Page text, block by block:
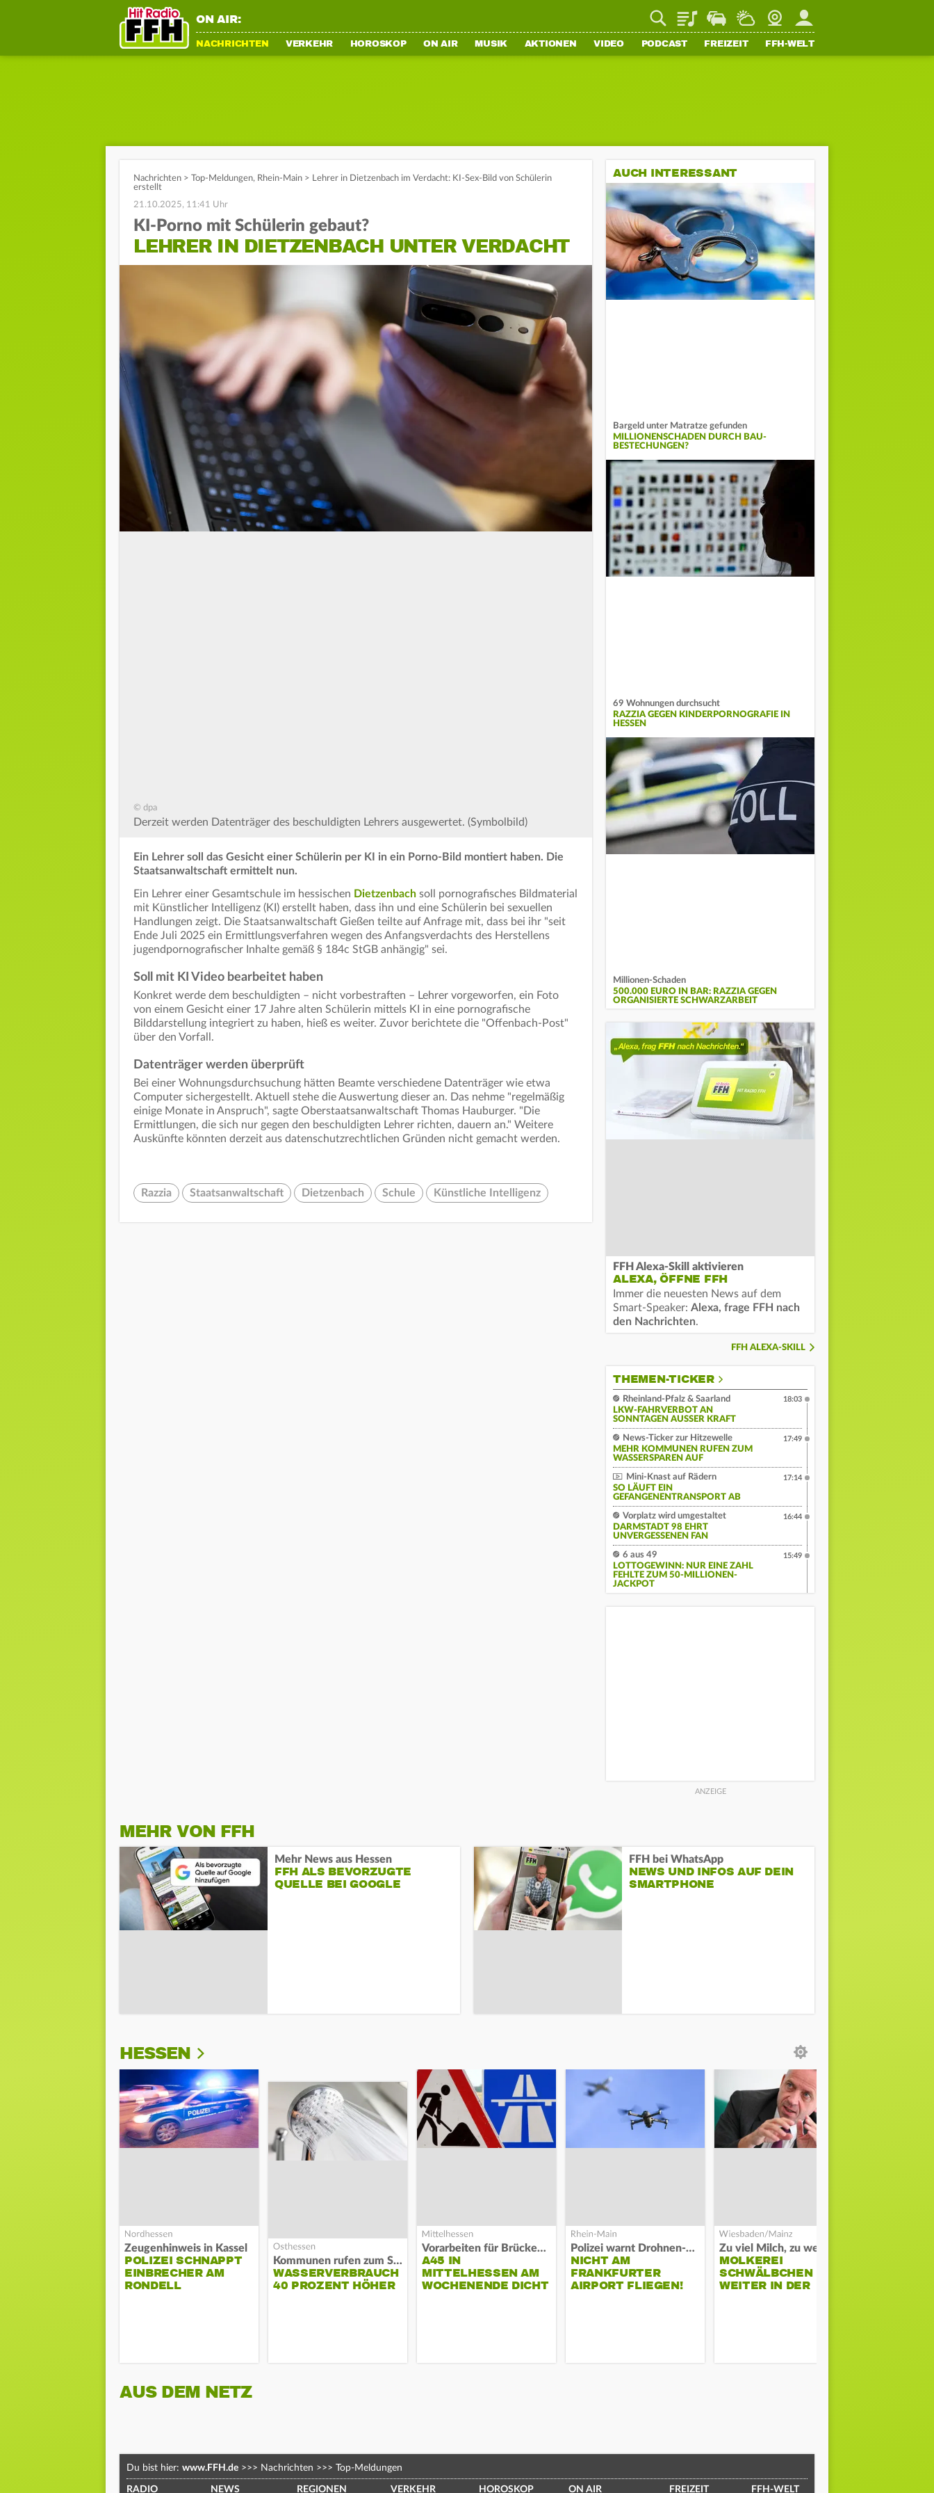
ON AIR: PlaylistStaupilotWetterWebcamMein FFH
NACHRICHTEN VERKEHR HOROSKOP ON AIR MUSIK AKTIONEN VIDEO PODCAST FREIZEIT FFH-WELT
Nachrichten > Top-Meldungen, Rhein-Main > Lehrer in Dietzenbach im Verdacht: KI-Sex-Bild von Schülerin
erstellt
21.10.2025, 11:41 Uhr
KI-Porno mit Schülerin gebaut?
LEHRER IN DIETZENBACH UNTER VERDACHT
© dpa
Derzeit werden Datenträger des beschuldigten Lehrers ausgewertet. (Symbolbild)
Ein Lehrer soll das Gesicht einer Schülerin per KI in ein Porno-Bild montiert haben. Die
Staatsanwaltschaft ermittelt nun.
Ein Lehrer einer Gesamtschule im hessischen Dietzenbach soll pornografisches Bildmaterial
mit Künstlicher Intelligenz (KI) erstellt haben, dass ihn und eine Schülerin bei sexuellen
Handlungen zeigt. Die Staatsanwaltschaft Gießen teilte auf Anfrage mit, dass bei ihr "seit
Ende Juli 2025 ein Ermittlungsverfahren wegen des Anfangsverdachts des Herstellens
jugendpornografischer Inhalte gemäß § 184c StGB anhängig" sei.
Soll mit KI Video bearbeitet haben
Konkret werde dem beschuldigten – nicht vorbestraften – Lehrer vorgeworfen, ein Foto
von einem Gesicht einer 17 Jahre alten Schülerin mittels KI in eine pornografische
Bilddarstellung integriert zu haben, hieß es weiter. Zuvor berichtete die "Offenbach-Post"
über den Vorfall.
Datenträger werden überprüft
Bei einer Wohnungsdurchsuchung hätten Beamte verschiedene Datenträger wie etwa
Computer sichergestellt. Aktuell stehe die Auswertung dieser an. Das nehme "regelmäßig
einige Monate in Anspruch", sagte Oberstaatsanwaltschaft Thomas Hauburger. "Die
Ermittlungen, die sich nur gegen den beschuldigten Lehrer richten, dauern an." Weitere
Auskünfte könnten derzeit aus datenschutzrechtlichen Gründen nicht gemacht werden.
Razzia Staatsanwaltschaft Dietzenbach Schule Künstliche Intelligenz
AUCH INTERESSANT
Bargeld unter Matratze gefunden
MILLIONENSCHADEN DURCH BAU-
BESTECHUNGEN?
69 Wohnungen durchsucht
RAZZIA GEGEN KINDERPORNOGRAFIE IN
HESSEN
Millionen-Schaden
500.000 EURO IN BAR: RAZZIA GEGEN
ORGANISIERTE SCHWARZARBEIT
FFH Alexa-Skill aktivieren
ALEXA, ÖFFNE FFH
Immer die neuesten News auf dem
Smart-Speaker: Alexa, frage FFH nach
den Nachrichten.
FFH ALEXA-SKILL
THEMEN-TICKER
Rheinland-Pfalz & Saarland
LKW-FAHRVERBOT AN
SONNTAGEN AUSSER KRAFT
18:03
News-Ticker zur Hitzewelle
MEHR KOMMUNEN RUFEN ZUM
WASSERSPAREN AUF
17:49
Mini-Knast auf Rädern
SO LÄUFT EIN
GEFANGENENTRANSPORT AB
17:14
Vorplatz wird umgestaltet
DARMSTADT 98 EHRT
UNVERGESSENEN FAN
16:44
6 aus 49
LOTTOGEWINN: NUR EINE ZAHL
FEHLTE ZUM 50-MILLIONEN-
JACKPOT
15:49
MEHR VON FFH
Mehr News aus Hessen
FFH ALS BEVORZUGTE
QUELLE BEI GOOGLE
FFH bei WhatsApp
NEWS UND INFOS AUF DEIN
SMARTPHONE
HESSEN
Zeugenhinweis in Kassel
POLIZEI SCHNAPPT
EINBRECHER AM
RONDELL
Kommunen rufen zum Sparen auf
WASSERVERBRAUCH
40 PROZENT HÖHER
Vorarbeiten für Brücken-Neubau
A45 IN
MITTELHESSEN AM
WOCHENENDE DICHT
Polizei warnt Drohnen-Besitzer
NICHT AM
FRANKFURTER
AIRPORT FLIEGEN!
MOLKEREI
SCHWÄLBCHEN
WEITER IN DER
AUS DEM NETZ
Du bist hier: www.FFH.de >>> Nachrichten >>> Top-Meldungen
RADIO NEWS REGIONEN VERKEHR HOROSKOP ON AIR FREIZEIT FFH-WELT